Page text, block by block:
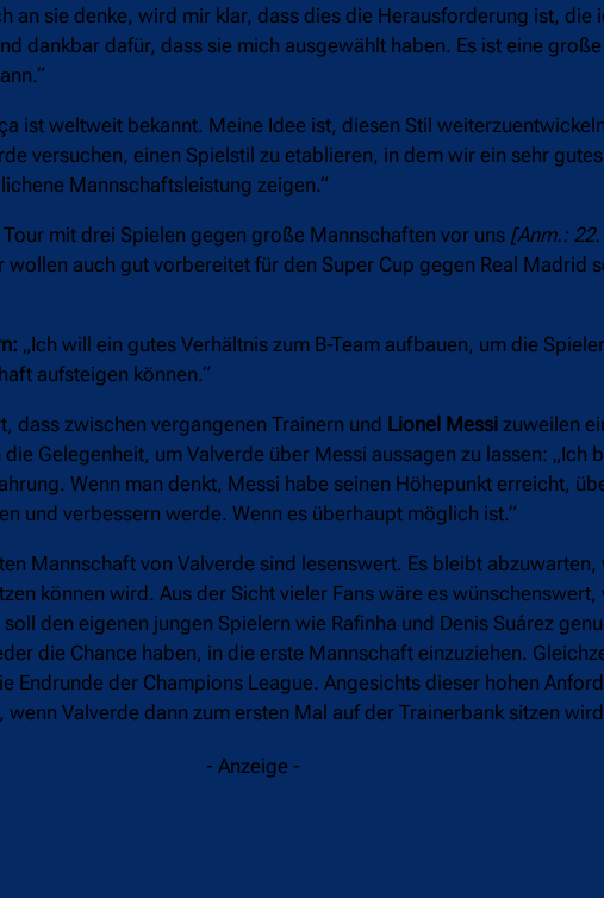
an sie denke, wird mir klar, dass dies die Herausforderung ist, die
dankbar dafür, dass sie mich ausgewählt haben. Es ist eine
ist weltweit bekannt. Meine Idee ist, diesen Stil
versuchen, einen Spielstil zu etablieren, in dem wir ein sehr
Mannschaftsleistung zeigen.“
Tour mit drei Spielen gegen große Mannschaften vor uns [Anm.:
wollen auch gut vorbereitet für den Super Cup gegen Real Madrid
„Ich will ein gutes Verhältnis zum B-Team aufbauen, um die
aufsteigen können.“
dass zwischen vergangenen Trainern und Lionel Messi zuweilen
Gelegenheit, um Valverde über Messi aussagen zu lassen: „Ich
Wenn man denkt, Messi habe seinen Höhepunkt erreicht,
und verbessern werde. Wenn es überhaupt möglich ist.“
Mannschaft von Valverde sind lesenswert. Es bleibt
können wird. Aus der Sicht vieler Fans wäre es
den eigenen jungen Spielern wie Rafinha und Denis Suárez
die Chance haben, in die erste Mannschaft einzuziehen.
Endrunde der Champions League. Angesichts dieser hohen
Valverde dann zum ersten Mal auf der Trainerbank sitzen
- Anzeige -